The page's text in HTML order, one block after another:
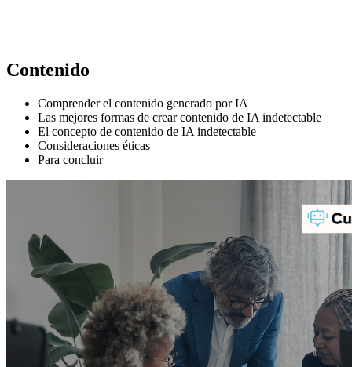
Contenido
Comprender el contenido generado por IA
Las mejores formas de crear contenido de IA indetectable
El concepto de contenido de IA indetectable
Consideraciones éticas
Para concluir